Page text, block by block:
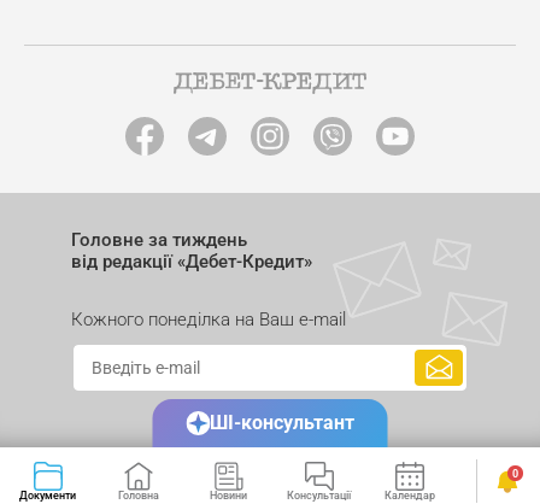
Головне за тиждень
від редакції «Дебет-Кредит»
Кожного понеділка на Ваш e-mail
Документи Головна Новини Консультації Календар Сервіси
0
ШІ-консультант